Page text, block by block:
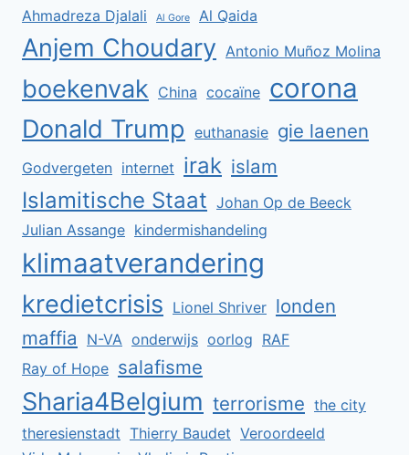
Ahmadreza Djalali Al Gore Al Qaida
Anjem Choudary Antonio Muñoz Molina
boekenvak China cocaïne corona
Donald Trump euthanasie gie laenen
Godvergeten internet irak islam
Islamitische Staat Johan Op de Beeck
Julian Assange kindermishandeling
klimaatverandering
kredietcrisis Lionel Shriver londen
maffia
N-VA onderwijs oorlog RAF
Ray of Hope salafisme
Sharia4Belgium terrorisme the city
theresienstadt Thierry Baudet Veroordeeld